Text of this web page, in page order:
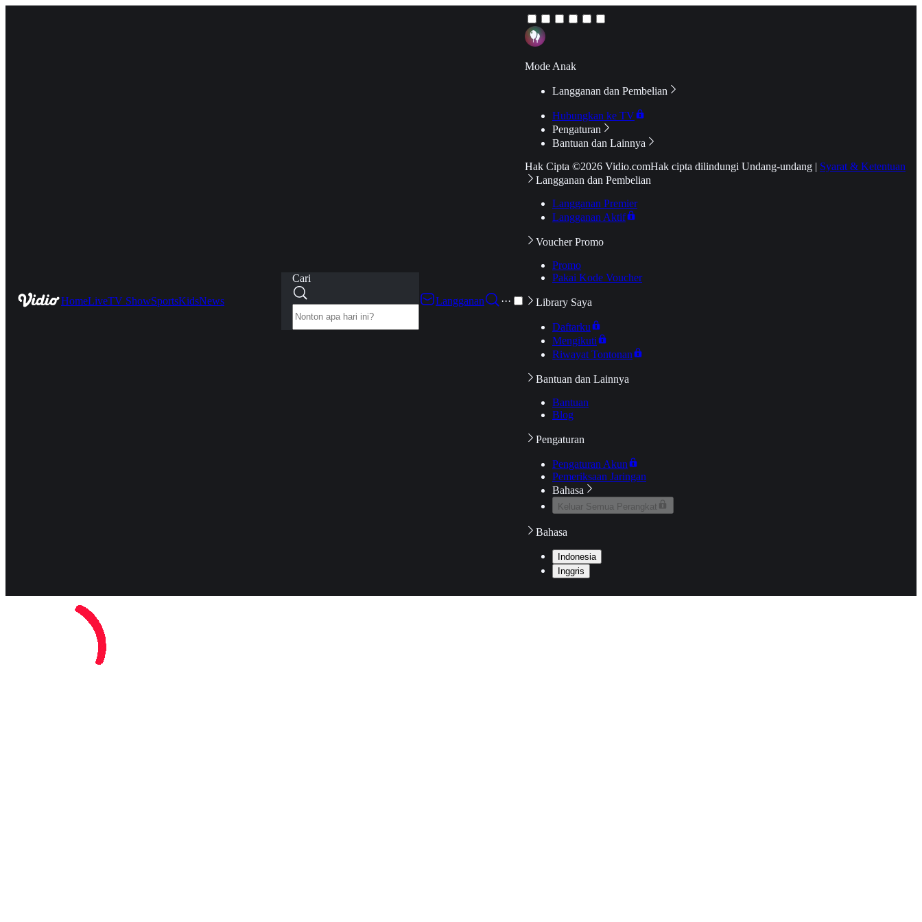
HomeLiveTV ShowSportsKidsNews
Cari
Langganan
···
Mode Anak
Langganan dan Pembelian
Hubungkan ke TV
Pengaturan
Bantuan dan Lainnya
Hak Cipta ©2026 Vidio.comHak cipta dilindungi Undang-undang | Syarat & Ketentuan
Langganan dan Pembelian
Langganan Premier
Langganan Aktif
Voucher Promo
Promo
Pakai Kode Voucher
Library Saya
Daftarku
Mengikuti
Riwayat Tontonan
Bantuan dan Lainnya
Bantuan
Blog
Pengaturan
Pengaturan Akun
Pemeriksaan Jaringan
Bahasa
Keluar Semua Perangkat
Bahasa
Indonesia
Inggris